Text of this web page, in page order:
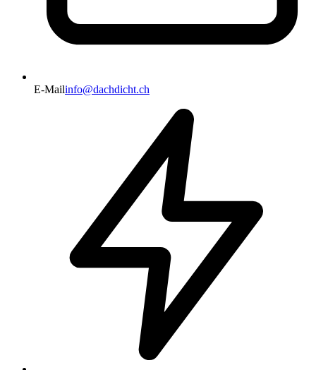
E-Mailinfo@dachdicht.ch